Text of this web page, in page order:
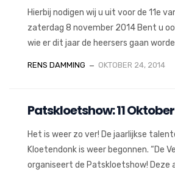
Hierbij nodigen wij u uit voor de 11e
zaterdag 8 november 2014 Bent u
wie er dit jaar de heersers gaan
RENS DAMMING OKTOBER 24, 2014
Patskloetshow: 11
Het is weer zo ver! De jaarlijkse
Kloetendonk is weer begonnen. “De
organiseert de Patskloetshow! Deze